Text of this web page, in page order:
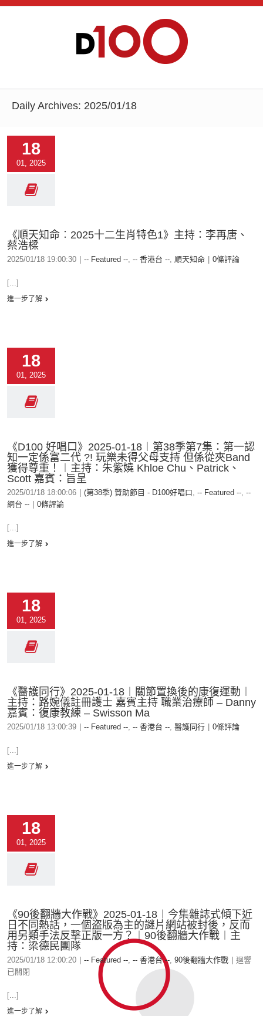
Daily Archives: 2025/01/18
18
01, 2025
《順天知命︰2025十二生肖特色1》主持：李再唐、
蔡浩樑
2025/01/18 19:00:30 -- Featured --, -- 香港台 --, 順天知命 0條評論
[...]
進一步了解
18
01, 2025
《D100 好唱口》2025-01-18︱第38季第7集：第一認
知一定係富二代 ?! 玩樂未得父母支持 但係從夾Band
獲得尊重！︱主持：朱紫嬈 Khloe Chu、Patrick、
Scott 嘉賓：旨呈
2025/01/18 18:00:06 (第38季) 贊助節目 - D100好唱口, -- Featured --, --
網台 --
0條評論
[...]
進一步了解
18
01, 2025
《醫護同行》2025-01-18︱關節置換後的康復運動︱
主持：路婉儀註冊護士 嘉賓主持 職業治療師 – Danny
嘉賓：復康教練 – Swisson Ma
2025/01/18 13:00:39 -- Featured --, -- 香港台 --, 醫護同行 0條評論
[...]
進一步了解
18
01, 2025
《90後翻牆大作戰》2025-01-18︱今集雜誌式傾下近
日不同熱話，一個盗版為主的謎片網站被封後，反而
用另類手法反擊正版一方？︱90後翻牆大作戰︱主
持：梁德民團隊
2025/01/18 12:00:20 -- Featured --, -- 香港台 --, 90後翻牆大作戰
迴響
已關閉
[...]
進一步了解